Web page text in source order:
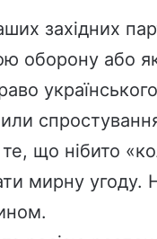
західних
оборону або
спростування
що нібито
мирну угоду.